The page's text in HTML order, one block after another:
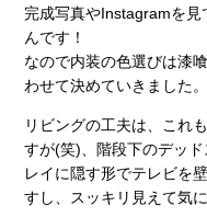
完成写真やInstagramを
んです！
なので内装の色選びは漆
わせて決めていきました。
リビングの工夫は、これ
すが(笑)、階段下のデッ
レイに隠す形でテレビを
すし、スッキリ見えて気